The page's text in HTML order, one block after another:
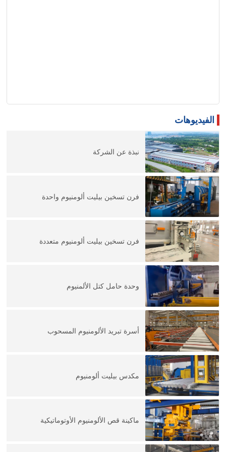
الفيديوهات
نبذة عن الشركة
فرن تسخين بيليت ألومنيوم واحدة
فرن تسخين بيليت ألومنيوم متعددة
وحدة حامل كتل الألمنيوم
أسرة تبريد الألومنيوم المسحوب
مكدس بيليت ألومنيوم
ماكينة قص الألومنيوم الأوتوماتيكية